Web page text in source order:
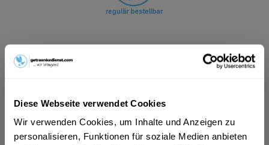
Diese Webseite verwendet Cookies
Wir verwenden Cookies, um Inhalte und Anzeigen zu
personalisieren, Funktionen für soziale Medien anbieten
ab 11,99 € *
Inhalt:1 Liter
inkl. MwSt.ggf. zzgl. Erschwerniszuschlag
Vorrätig